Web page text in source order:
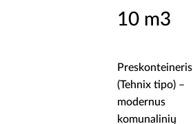
10 m3
Preskonteineris
(Tehnix tipo) –
modernus
komunalinių